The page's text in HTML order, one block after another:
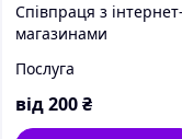
Співпраця з інтернет-
магазинами
Послуга
від200₴